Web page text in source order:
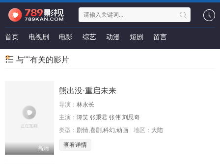
首页 电视剧 电影 综艺 动漫 短剧 留言
与""有关的影片
高清
熊出没·重启未来
导演： 林永长
主演： 谭笑 张秉君 张伟 刘思奇
类型： 剧情,喜剧,科幻,动画 地区： 大陆
查看详情